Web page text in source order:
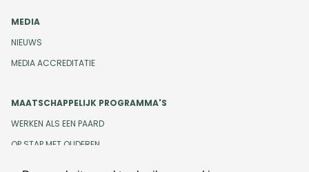
MEDIA
NIEUWS
MEDIA ACCREDITATIE
MAATSCHAPPELIJK PROGRAMMA'S
WERKEN ALS EEN PAARD
OP STAP MET OUDEREN